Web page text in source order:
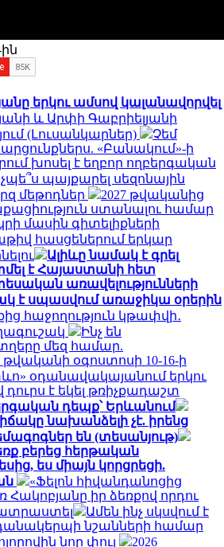
ին
երկու ամսով կալանավորվել
և Արփի Գաբրիելյանի
(Լուսանկարներ)
Չեմ
«Բանակում»-ի
խոսել է եղբոր ողբերգական
պայքարել սեզոնային
մեթոդներ
2027 թվականից
ստանալու համար
մասին գիտելիքների
հասցեներում երկար
Ալիևը նամակ է գրել
է Հայաստանի հետ
առավելությունների
է սպասվում առաջիկա օրերին
հաջողություն կթափվի․
Ինչ են
մեզ համար.
օգոստոսի 10-16-ի
օդանավակայանում երկու
դուրս է եկել թռիչքադաշտ
դեպք՝ Երևանում
նախանձելի չէ. իրենց
են (տեսանյութ)
բերեց հերթական
ես միայն կորցրեցի.
«Ֆելոն հիվանդանոցից
Հակոբյանը իր ձեռքով որդու
Ամեն ինչ սկսվում է
նշանների համար
նոր փուլ
2026